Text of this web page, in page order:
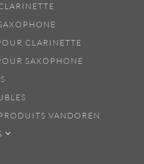
CLARINETTE
SAXOPHONE
VANDOREN